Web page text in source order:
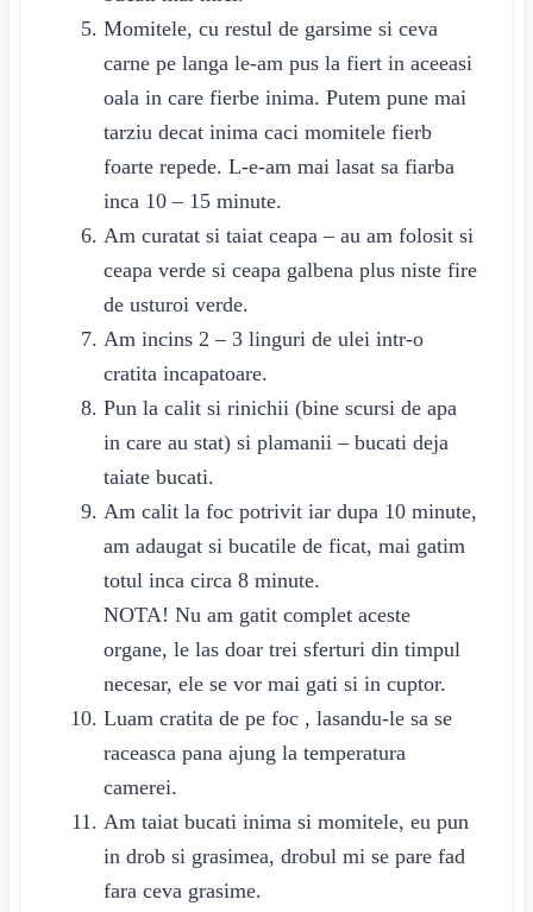
Momitele, cu restul de garsime si ceva
carne pe langa le-am pus la fiert in aceeasi
oala in care fierbe inima. Putem pune mai
tarziu decat inima caci momitele fierb
foarte repede. L-e-am mai lasat sa fiarba
inca 10 – 15 minute.
Am curatat si taiat ceapa – au am folosit si
ceapa verde si ceapa galbena plus niste fire
de usturoi verde.
Am incins 2 – 3 linguri de ulei intr-o
cratita incapatoare.
Pun la calit si rinichii (bine scursi de apa
in care au stat) si plamanii – bucati deja
taiate bucati.
Am calit la foc potrivit iar dupa 10 minute,
am adaugat si bucatile de ficat, mai gatim
totul inca circa 8 minute.
NOTA! Nu am gatit complet aceste
organe, le las doar trei sferturi din timpul
necesar, ele se vor mai gati si in cuptor.
Luam cratita de pe foc , lasandu-le sa se
raceasca pana ajung la temperatura
camerei.
Am taiat bucati inima si momitele, eu pun
in drob si grasimea, drobul mi se pare fad
fara ceva grasime.